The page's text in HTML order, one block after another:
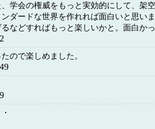
学会の権威をもっと実効的にして、架
ダードな世界を作れれば面白いと思い
などすればもっと楽しいかと。面白か
ので楽しめました。